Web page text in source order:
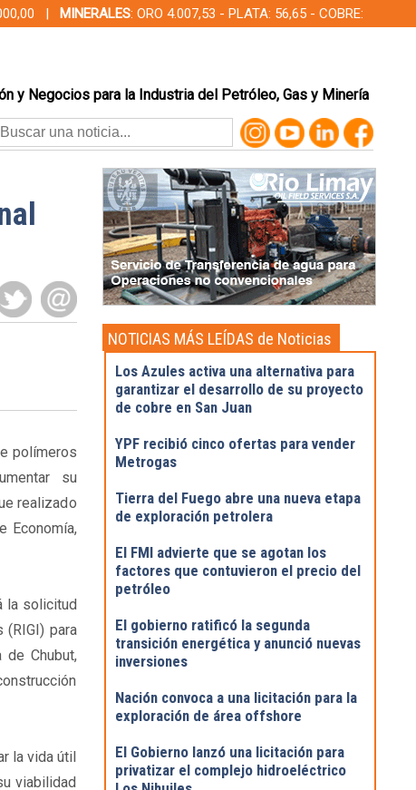
| MINERALES: ORO 4.007,53 - PLATA: 56,65 - COBRE:
y Negocios para la Industria del Petróleo, Gas y Minería
polímeros
su
realizado
Economía,
la solicitud
(RIGI) para
de Chubut,
la vida útil
viabilidad
NOTICIAS MÁS LEÍDAS de Noticias
Destacadas
Los Azules activa una alternativa para
garantizar el desarrollo de su proyecto
de cobre en San Juan
YPF recibió cinco ofertas para vender
Metrogas
Tierra del Fuego abre una nueva etapa
de exploración petrolera
El FMI advierte que se agotan los
factores que contuvieron el precio del
petróleo
El gobierno ratificó la segunda
transición energética y anunció nuevas
inversiones
Nación convoca a una licitación para la
exploración de área offshore
El Gobierno lanzó una licitación para
privatizar el complejo hidroeléctrico